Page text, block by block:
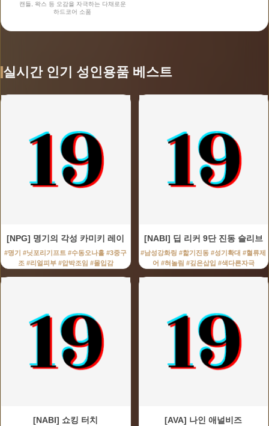
캔들, 왁스 등 오감을 자극하는 다채로운
하드코어 소품
실시간 인기 성인용품 베스트
[NPG] 명기의 각성 카미키 레이
#명기 #닛포리기프트 #수동오나홀 #3중구
조 #리얼피부 #압박조임 #몰입감
[NABI] 딥 리커 9단 진동 슬리브
#남성강화링 #핥기진동 #성기확대 #혈류제
어 #혀놀림 #깊은삽입 #색다른자극
[NABI] 쇼킹 터치 [AVA] 나인 애널비즈